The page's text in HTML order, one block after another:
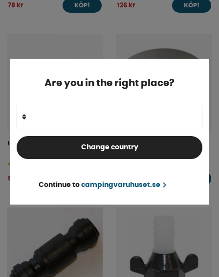
78 kr KÖP! 126 kr KÖP!
Handdush Orion Vit
500 kr
Handfat Rund Svart ø304mm
Are you in the right place?
Change country
Continue to campingvaruhuset.se